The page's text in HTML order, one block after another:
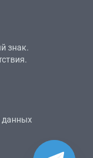
знак.
.
данных